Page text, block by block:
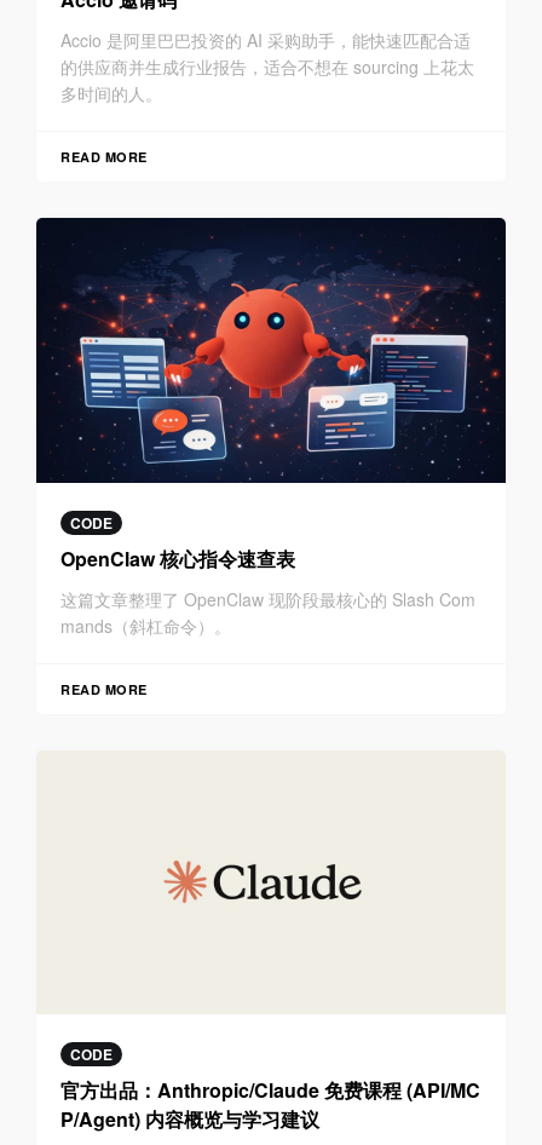
Accio 是阿里巴巴投资的 AI 采购助手，能快速匹配合适
的供应商并生成行业报告，适合不想在 sourcing 上花太
多时间的人。
READ MORE
CODE
OpenClaw 核心指令速查表
这篇文章整理了 OpenClaw 现阶段最核心的 Slash Com
mands（斜杠命令）。
READ MORE
CODE
官方出品：Anthropic/Claude 免费课程 (API/MC
P/Agent) 内容概览与学习建议